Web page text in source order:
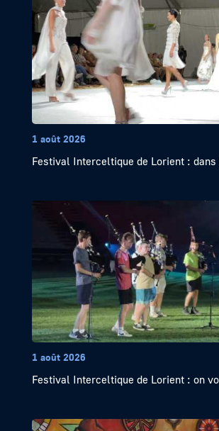
1 août 2026
Festival Interceltique de Lorient :
1 août 2026
Festival Interceltique de Lorient : on